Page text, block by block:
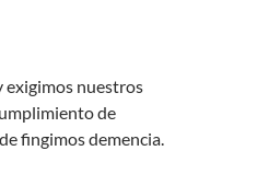
exigimos nuestros
de
fingimos demencia.